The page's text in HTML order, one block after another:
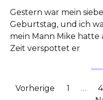
Gestern war mein
Geburtstag, und ich
mein Mann Mike
Zeit verspottet er
Seitennummerierung
Vorherige 1 …